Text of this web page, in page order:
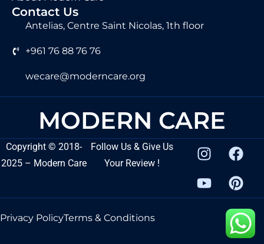
Contact Us
Antelias, Centre Saint Nicolas, 1th floor
+961 76 88 76 76
wecare@moderncare.org
MODERN CARE
Copyright©2018-
2025 – Modern Care
Follow Us & Give Us
Your Review !
Privacy PolicyTerms & Conditions